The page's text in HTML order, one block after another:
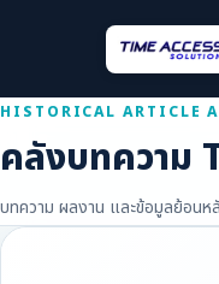
HISTORICAL ARTICLE
คลังบทความ
บทความ ผลงาน และข้อมูลย้อนห